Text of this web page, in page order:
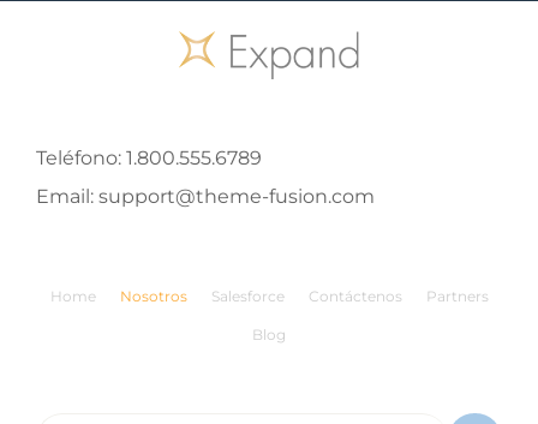
Teléfono: 1.800.555.6789
Email: support@theme-fusion.com
Home Nosotros Salesforce Contáctenos Partners
Blog